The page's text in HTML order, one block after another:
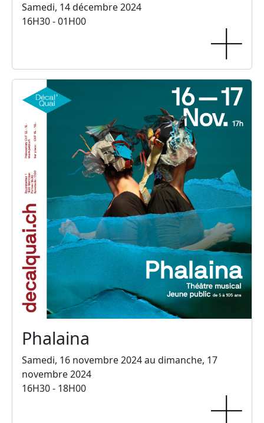
Samedi, 14 décembre 2024
16H30 - 01H00
Phalaina
Samedi, 16 novembre 2024 au dimanche, 17
novembre 2024
16H30 - 18H00